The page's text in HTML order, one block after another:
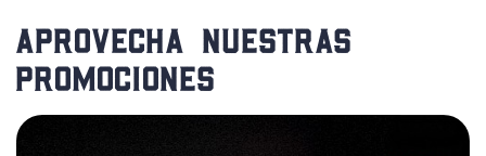
Aprovecha nuestras
promociones